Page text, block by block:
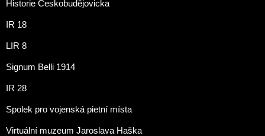
Historie Českobudějovicka
IR 18
LIR 8
Signum Belli 1914
IR 28
Spolek pro vojenská pietní místa
Virtuální muzeum Jaroslava Haška